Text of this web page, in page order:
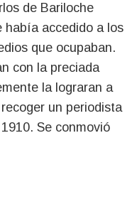
de Bariloche
había accedido a los
que ocupaban.
con la preciada
la lograran a
un periodista
Se conmovió